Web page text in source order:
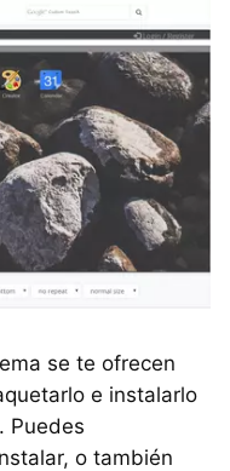
se te ofrecen
e instalarlo
Puedes
o también